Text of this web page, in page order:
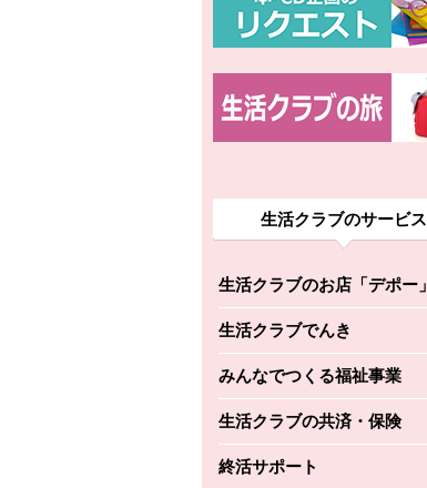
生活クラブのサービス
生活クラブのお店「デポー」
別のウィンドウで開きます。
生活クラブでんき
別のウィンドウで開きます。
みんなでつくる福祉事業
別のウィンドウで開きます。
生活クラブの共済・保険
別のウィンドウで開きます。
終活サポート
別のウィンドウで開きます。